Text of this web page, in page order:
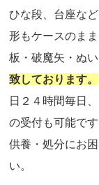
ひな段、台座な
形もケースのま
板・破魔矢・ぬ
致しております。
日２４時間毎日
の受付も可能で
供養・処分にお
い。